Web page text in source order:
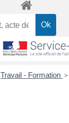
Travail - Formation >